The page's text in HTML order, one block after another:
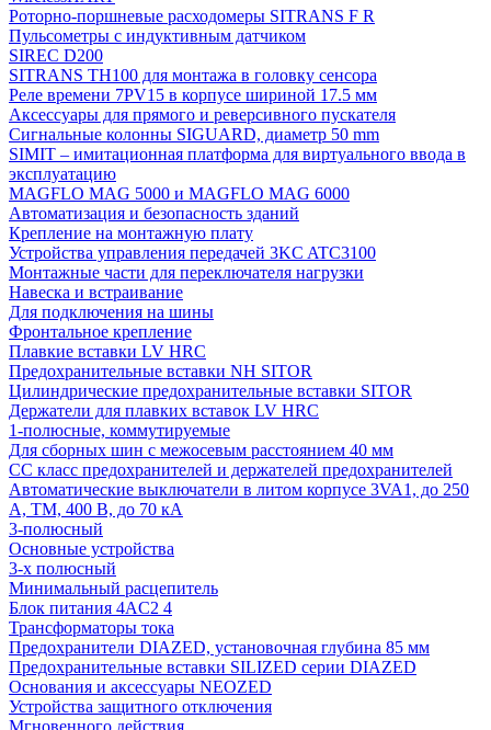
Роторно-поршневые расходомеры SITRANS F R
Пульсометры с индуктивным датчиком
SIREC D200
SITRANS TH100 для монтажа в головку сенсора
Реле времени 7PV15 в корпусе шириной 17.5 мм
Аксессуары для прямого и реверсивного пускателя
Сигнальные колонны SIGUARD, диаметр 50 mm
SIMIT – имитационная платформа для виртуального ввода в
эксплуатацию
MAGFLO MAG 5000 и MAGFLO MAG 6000
Автоматизация и безопасность зданий
Крепление на монтажную плату
Устройства управления передачей 3KC ATC3100
Монтажные части для переключателя нагрузки
Навеска и встраивание
Для подключения на шины
Фронтальное крепление
Плавкие вставки LV HRC
Предохранительные вставки NH SITOR
Цилиндрические предохранительные вставки SITOR
Держатели для плавких вставок LV HRC
1-полюсные, коммутируемые
Для сборных шин с межосевым расстоянием 40 мм
СС класс предохранителей и держателей предохранителей
Автоматические выключатели в литом корпусе 3VA1, до 250
А, TM, 400 В, до 70 кА
3-полюсный
Основные устройства
3-х полюсный
Минимальный расцепитель
Блок питания 4AC2 4
Трансформаторы тока
Предохранители DIAZED, установочная глубина 85 мм
Предохранительные вставки SILIZED серии DIAZED
Основания и аксессуары NEOZED
Устройства защитного отключения
Мгновенного действия